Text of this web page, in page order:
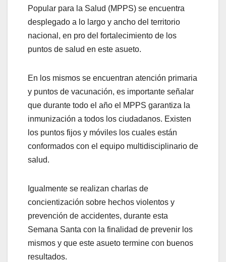
Popular para la Salud (MPPS) se encuentra
desplegado a lo largo y ancho del territorio
nacional, en pro del fortalecimiento de los
puntos de salud en este asueto.
En los mismos se encuentran atención primaria
y puntos de vacunación, es importante señalar
que durante todo el año el MPPS garantiza la
inmunización a todos los ciudadanos. Existen
los puntos fijos y móviles los cuales están
conformados con el equipo multidisciplinario de
salud.
Igualmente se realizan charlas de
concientización sobre hechos violentos y
prevención de accidentes, durante esta
Semana Santa con la finalidad de prevenir los
mismos y que este asueto termine con buenos
resultados.